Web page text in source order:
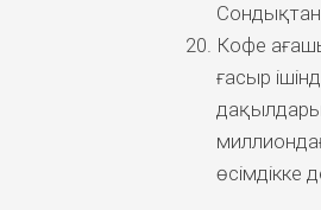
Кофе
ғасыр
өсімдікке